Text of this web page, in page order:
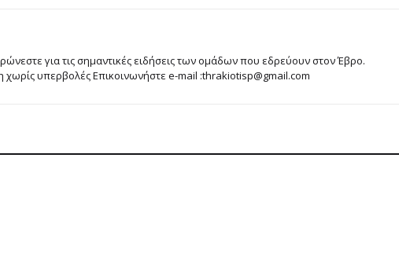
για τις σημαντικές ειδήσεις των ομάδων που εδρεύουν στον Έβρο.
υπερβολές Επικοινωνήστε e-mail :thrakiotisp@gmail.com